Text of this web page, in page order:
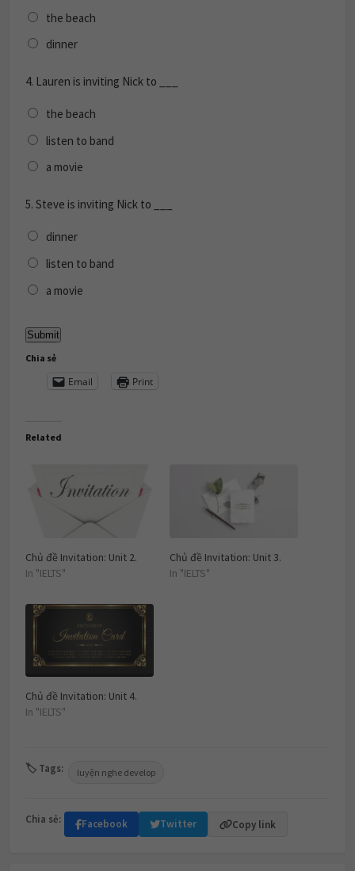
the beach
dinner
4. Lauren is inviting Nick to ___
the beach
listen to band
a movie
5. Steve is inviting Nick to ___
dinner
listen to band
a movie
Chia sẻ
Email Print
Related
Chủ đề Invitation: Unit 2.
In "IELTS"
Chủ đề Invitation: Unit 3.
In "IELTS"
Chủ đề Invitation: Unit 4.
In "IELTS"
🏷 Tags: luyện nghe develop
Chia sẻ: Facebook Twitter Copy link